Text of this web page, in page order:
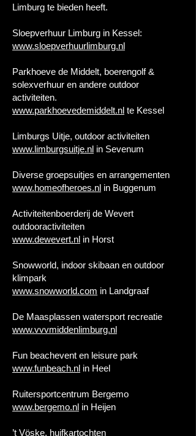
Limburg te bieden heeft.
Sloepverhuur Limburg in Kessel:
www.sloepverhuurlimburg.nl
Parkhoeve de Middelt, boerengolf &
solexverhuur en andere outdoor
activiteiten.
www.parkhoevedemiddelt.nl te Kessel
Limburgs Uitje, outdoor activiteiten
www.limburgsuitje.nl in Sevenum
Diverse groepsuitjes en arrangementen
www.homeofheroes.nl in Buggenum
Activiteitenboerderij de Wevert
outdooractiviteiten
www.dewevert.nl in Horst
Snowworld, indoor skibaan en outdoor
klimpark
www.snowworld.com in Landgraaf
De Maasplassen watersport recreatie
www.vvvmiddenlimburg.nl
Fun beachevent en leisure park
www.funbeach.nl in Heel
Ruitersportcentrum Bergemo
www.bergemo.nl in Heijen
’t Vöske, huifkartochten